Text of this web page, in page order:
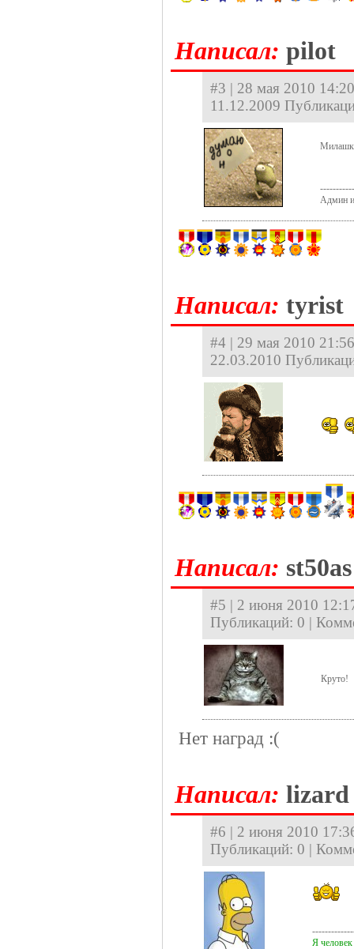
Hаписал: pilot
#3 | 28 мая 2010
11.12.2009
Админ
Hаписал: tyrist
#4 | 29 мая 2010
22.03.2010
Hаписал: st50as
#5 | 2 июня 2010
Публикаций: 0 |
Круто!
Нет наград :(
Hаписал: lizard
#6 | 2 июня 2010
Публикаций: 0 |
Я